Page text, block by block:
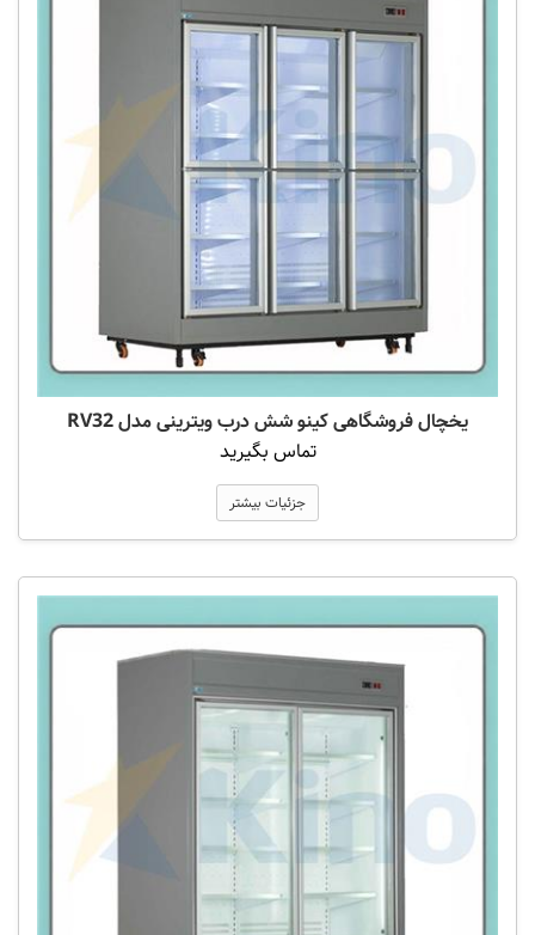
یخچال فروشگاهی کینو شش درب ویترینی مدل RV32
تماس بگیرید
جزئیات بیشتر